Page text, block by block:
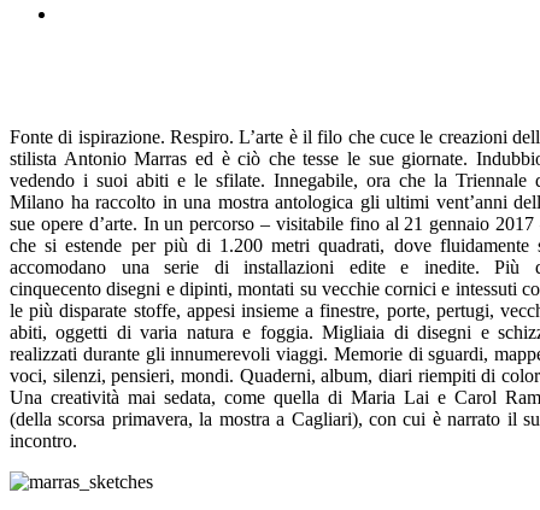
Fonte di ispirazione. Respiro. L’arte è il filo che cuce le creazioni
stilista Antonio Marras ed è ciò che tesse le sue giornate.
vedendo i suoi abiti e le sfilate. Innegabile, ora che la Triennale
Milano ha raccolto in una mostra antologica gli ultimi vent’anni
sue opere d’arte. In un percorso – visitabile fino al 21 gennaio 2017
che si estende per più di 1.200 metri quadrati, dove fluidamente
accomodano una serie di installazioni edite e inedite. Più
cinquecento disegni e dipinti, montati su vecchie cornici e intessuti
le più disparate stoffe, appesi insieme a finestre, porte, pertugi,
abiti, oggetti di varia natura e foggia. Migliaia di disegni e
realizzati durante gli innumerevoli viaggi. Memorie di sguardi,
voci, silenzi, pensieri, mondi. Quaderni, album, diari riempiti di
Una creatività mai sedata, come quella di Maria Lai e Carol
(della scorsa primavera, la mostra a Cagliari), con cui è narrato il
incontro.